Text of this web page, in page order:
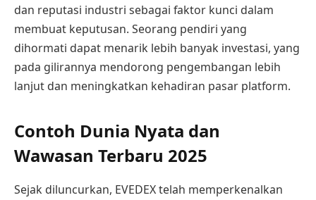
dan reputasi industri sebagai faktor kunci dalam
membuat keputusan. Seorang pendiri yang
dihormati dapat menarik lebih banyak investasi, yang
pada gilirannya mendorong pengembangan lebih
lanjut dan meningkatkan kehadiran pasar platform.
Contoh Dunia Nyata dan
Wawasan Terbaru 2025
Sejak diluncurkan, EVEDEX telah memperkenalkan